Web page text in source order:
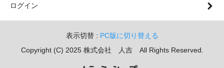
ログイン
表示切替 : PC版に切り替える
Copyright (C) 2025 株式会社 人吉 All Rights Reserved.